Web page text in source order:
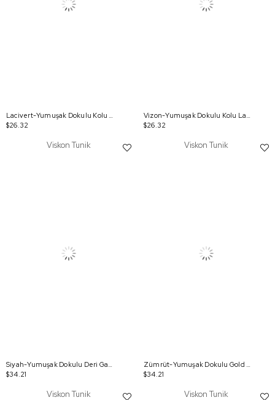
Lacivert-Yumuşak Dokulu Kolu Lastikli Tunik
$26.32
Vizon-Yumuşak Dokulu Kolu Lastikli Tunik
$26.32
Viskon Tunik
Siyah-Yumuşak Dokulu Deri Garnili Tunik
$34.21
Viskon Tunik
Zümrüt-Yumuşak Dokulu Gold Düğmeli Tunik
$34.21
Viskon Tunik Viskon Tunik